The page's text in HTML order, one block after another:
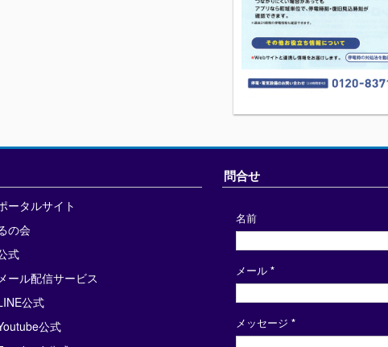
ータルサイト
の会
式
ル配信サービス
公式
公式
問合せ
名前
メール *
メッセージ *